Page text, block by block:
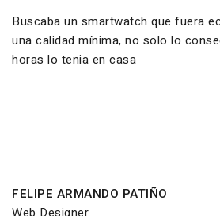
Buscaba un smartwatch que fuera
una calidad mínima, no solo lo
horas lo tenia en casa
FELIPE ARMANDO PATIÑO